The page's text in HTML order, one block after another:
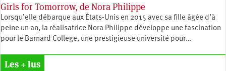
Girls for Tomorrow, de Nora Philippe
Lorsqu’elle débarque aux États-Unis en 2015 avec sa fille âgée d’à
peine un an, la réalisatrice Nora Philippe développe une fascination
pour le Barnard College, une prestigieuse université pour…
Les + lus